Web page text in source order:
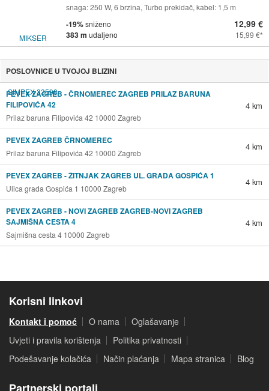
snaga: 250 W, 6 brzina, Turbo prekidač, kabel: 1,5 m
-19%sniženo
383 m udaljeno
12,99 €
15,99 €
POSLOVNICE U TVOJOJ BLIZINI
PEVEX ZAGREB - ČRNOMEREC ZAGREB PRILAZ BARUNA
FILIPOVIĆA 42
Prilaz baruna Filipovića 42 10000 Zagreb
4 km
PEVEX ZAGREB ČRNOMEREC
Prilaz baruna Filipovića 42 10000 Zagreb
4 km
PEVEX ZAGREB - ŽITNJAK ZAGREB UL. GRADA GOSPIĆA 1
Ulica grada Gospića 1 10000 Zagreb
4 km
PEVEX ZAGREB - NOVI ZAGREB ZAGREB-NOVI ZAGREB
SAJMIŠNA CESTA 4
Sajmišna cesta 4 10000 Zagreb
4 km
Korisni linkovi
Kontakt i pomoć O nama
Oglašavanje
Uvjeti i pravila korištenja
Politika privatnosti
Podešavanje kolačića
Način plaćanja Mapa stranica Blog
Partnerski portali